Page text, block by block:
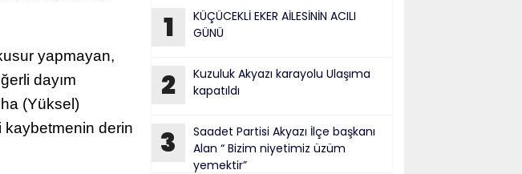
yapmayan,
dayım
(Yüksel)
kaybetmenin derin
1
KÜÇÜCEKLİ EKER AİLESİNİN ACILI
GÜNÜ
2
Kuzuluk Akyazı karayolu Ulaşıma
kapatıldı
3
Saadet Partisi Akyazı İlçe başkanı
Alan “ Bizim niyetimiz üzüm
yemektir”